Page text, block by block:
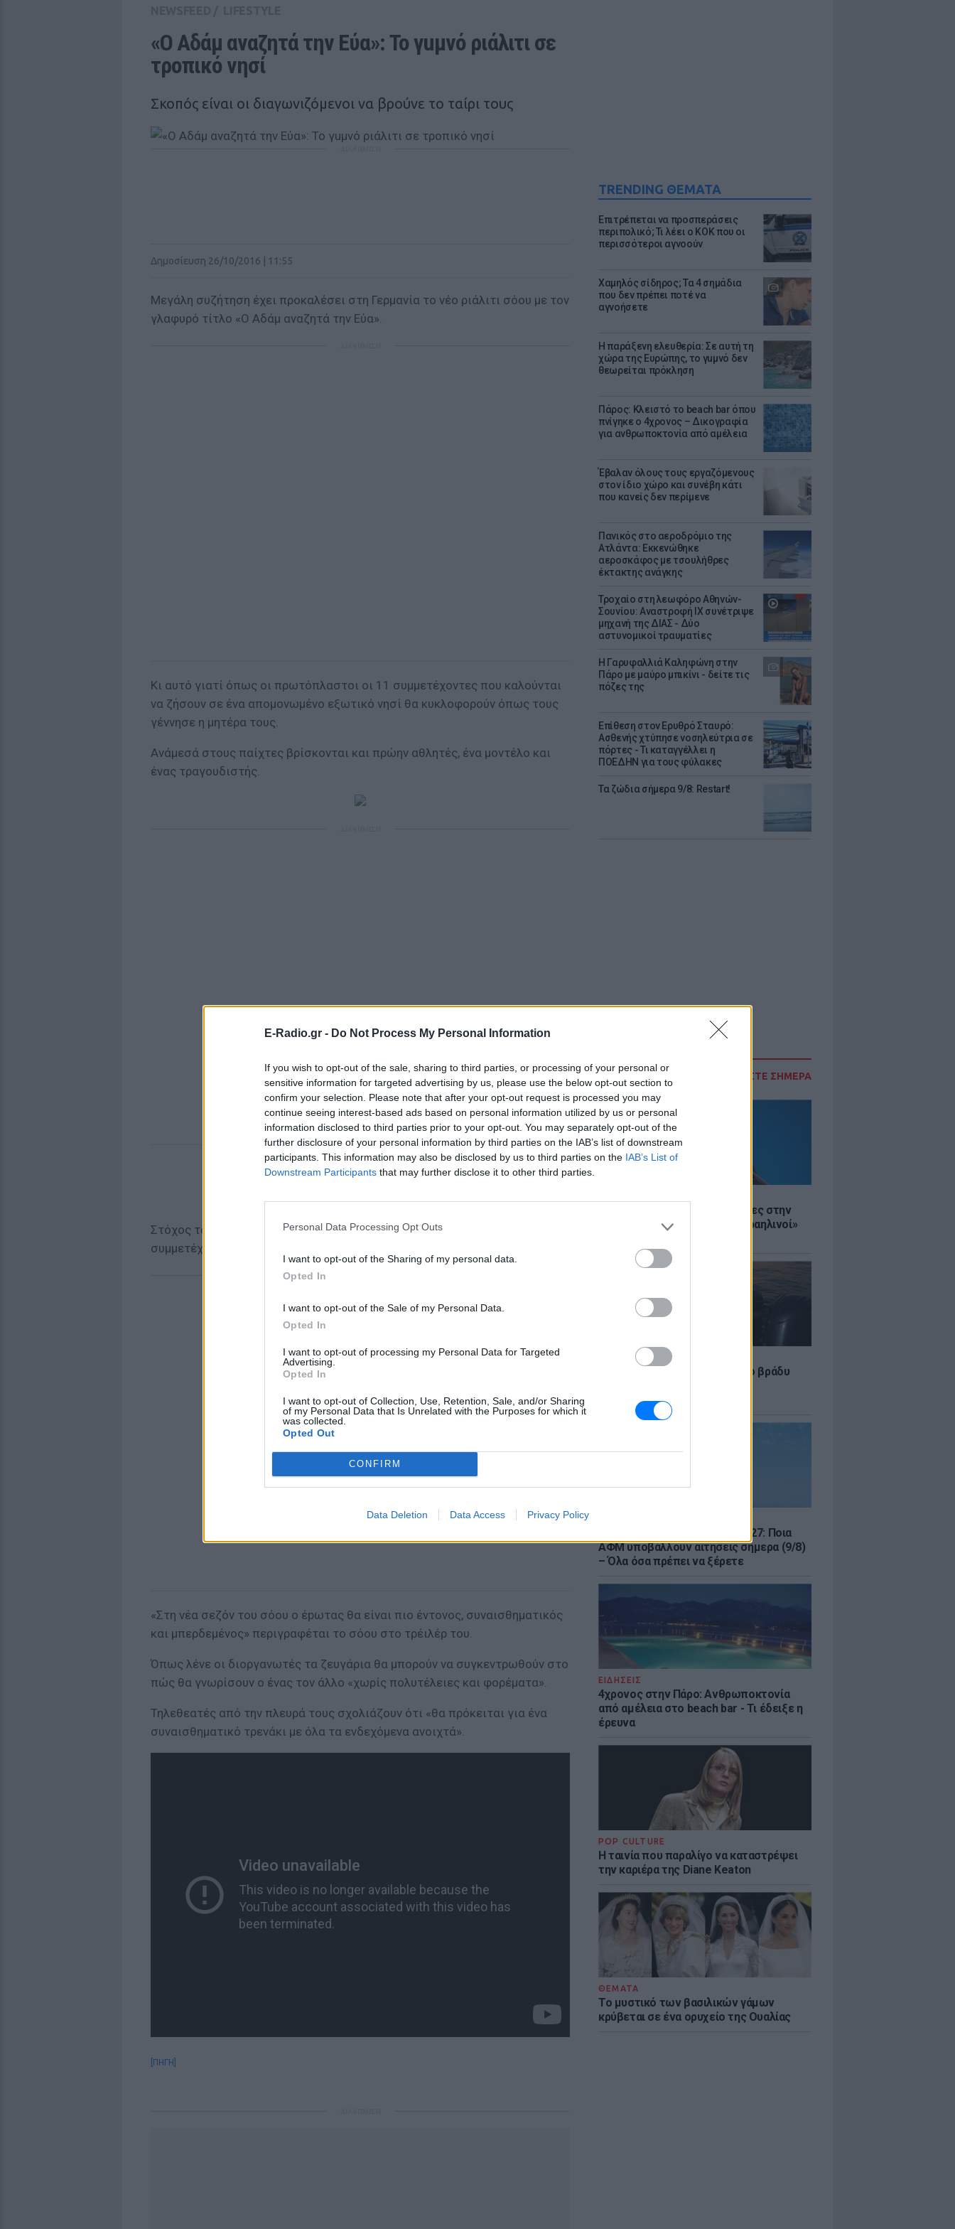
E-Radio.gr - Do Not Process My Personal Information
If you wish to opt-out of the sale, sharing to third parties, or processing of your personal or
sensitive information for targeted advertising by us, please use the below opt-out section to
confirm your selection. Please note that after your opt-out request is processed you may
continue seeing interest-based ads based on personal information utilized by us or personal
information disclosed to third parties prior to your opt-out. You may separately opt-out of the
further disclosure of your personal information by third parties on the IAB’s list of downstream
participants. This information may also be disclosed by us to third parties on the IAB’s List of
Downstream Participants that may further disclose it to other third parties.
Personal Data Processing Opt Outs
I want to opt-out of the Sharing of my personal data.
Opted In
I want to opt-out of the Sale of my Personal Data.
Opted In
I want to opt-out of processing my Personal Data for Targeted
Advertising.
Opted In
I want to opt-out of Collection, Use, Retention, Sale, and/or Sharing
of my Personal Data that Is Unrelated with the Purposes for which it
was collected.
Opted Out
CONFIRM
Data Deletion Data Access Privacy Policy
TRENDING ΘΕΜΑΤΑ
Επιτρέπεται να προσπεράσεις
περιπολικό; Τι λέει ο ΚΟΚ που οι
περισσότεροι αγνοούν
Χαμηλός σίδηρος; Τα 4 σημάδια
που δεν πρέπει ποτέ να
αγνοήσετε
Η παράξενη ελευθερία: Σε αυτή τη
χώρα της Ευρώπης, το γuμνό δεν
θεωρείται πρόκληση
Πάρος: Κλειστό το beach bar όπου
πνίγηκε ο 4χρονος – Δικογραφία
για ανθρωποκτονία από αμέλεια
Έβαλαν όλους τους εργαζόμενους
στον ίδιο χώρο και συνέβη κάτι
που κανείς δεν περίμενε
Πανικός στο αεροδρόμιο της
Ατλάντα: Εκκενώθηκε
αεροσκάφος με τσουλήθρες
έκτακτης ανάγκης
Τροχαίο στη λεωφόρο Αθηνών-
Σουνίου: Αναστροφή ΙΧ συνέτριψε
μηχανή της ΔΙΑΣ - Δύο
αστυνομικοί τραυματίες
Η Γαρυφαλλιά Καληφώνη στην
Πάρο με μαύρο μπικίνι - δείτε τις
πόζες της
Επίθεση στον Ερυθρό Σταυρό:
Ασθενής χτύπησε νοσηλεύτρια σε
πόρτες - Τι καταγγέλλει η
ΠΟΕΔΗΝ για τους φύλακες
Τα ζώδια σήμερα 9/8: Restart!
ΔΙΑΒΑΣΤΕ ΣΗΜΕΡΑ
Ισραηλινό ΥΠΕΞ προς τουρίστες στην
Ελλάδα: «Κρύψτε ότι είστε Ισραηλινοί»
LIFESTYLE
Ιωάννα Τούνη: «Έβγαλα όλο το βράδυ
αντιβιώσεις»
Τουρισμός για Όλους 2026-2027: Ποια
ΑΦΜ υποβάλλουν αιτήσεις σήμερα (9/8)
– Όλα όσα πρέπει να ξέρετε
ΕΙΔΗΣΕΙΣ
4χρονος στην Πάρο: Ανθρωποκτονία
από αμέλεια στο beach bar - Τι έδειξε η
έρευνα
POP CULTURE
Η ταινία που παραλίγο να καταστρέψει
την καριέρα της Diane Keaton
ΘΕΜΑΤΑ
Το μυστικό των βασιλικών γάμων
κρύβεται σε ένα ορυχείο της Ουαλίας
«Ο Αδάμ αναζητά την Εύα»: Το γuμνό ριάλιτι σε
τροπικό νησί
Σκοπός είναι οι διαγωνιζόμενοι να βρούνε το ταίρι τους
Δημοσίευση 26/10/2016 | 11:55
Μεγάλη συζήτηση έχει προκαλέσει στη Γερμανία το νέο ριάλιτι σόου με τον
γλαφυρό τίτλο «Ο Αδάμ αναζητά την Εύα».
Κι αυτό γιατί όπως οι πρωτόπλαστοι οι 11 συμμετέχοντες που καλούνται
να ζήσουν σε ένα απομονωμένο εξωτικό νησί θα κυκλοφορούν όπως τους
γέννησε η μητέρα τους.
Ανάμεσά στους παίχτες βρίσκονται και πρώην αθλητές, ένα μοντέλο και
ένας τραγουδιστής.
Στόχος του σόου, όπως το περιγράφουν οι υπεύθυνοι, είναι οι
συμμετέχοντες να βρουν το ταίρι τους.
«Στη νέα σεζόν του σόου ο έpωτας θα είναι πιο έντονος, συναισθηματικός
και μπερδεμένος» περιγραφέται το σόου στο τρέιλέρ του.
Όπως λένε οι διοργανωτές τα ζευγάρια θα μπορούν να συγκεντρωθούν στο
πώς θα γνωρίσουν ο ένας τον άλλο «χωρίς πολυτέλειες και φορέματα».
Τηλεθεατές από την πλευρά τους σχολιάζουν ότι «θα πρόκειται για ένα
συναισθηματικό τρενάκι με όλα τα ενδεχόμενα ανοιχτά».
[ΠΗΓΗ]